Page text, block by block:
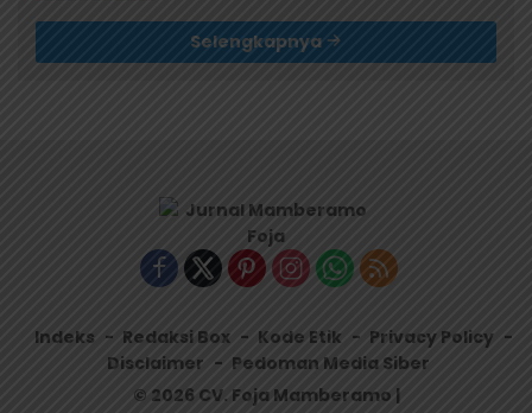
Selengkapnya
Indeks Redaksi Box Kode Etik
Privacy Policy
Disclaimer
Pedoman Media Siber
© 2026 CV. Foja Mamberamo |